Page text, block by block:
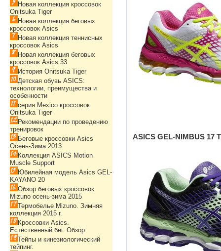
ASICS GEL-NIMBUS 17
Новая коллекция кроссовок
Onitsuka Tiger
Новая коллекция беговых
кроссовок Asics
Новая коллекция теннисных
кроссовок Asics
Новая коллекция беговых
кроссовок Asics 33
История Onitsuka Tiger
Детская обувь ASICS:
технологии, преимущества и
особенности
серия Mexico кроссовок
Onitsuka Tiger
Рекомендации по проведению
тренировок
Беговые кроссовки Asics
Осень-Зима 2013
Коллекция ASICS Motion
Muscle Support
Юбилейная модель Asics GEL-
KAYANO 20
Обзор беговых кроссовок
Mizuno осень-зима 2015
Термобелье Mizuno. Зимняя
коллекция 2015 г.
Кроссовки Asics.
Естественный бег. Обзор.
Тейпы и кинезиологический
тейпинг.